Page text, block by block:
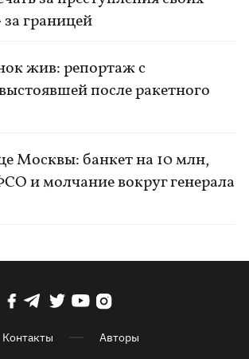
границей
жив: репортаж с
после ракетного
Москвы: банкет на 10 млн,
и молчание вокруг генерала
Контакты Авторы